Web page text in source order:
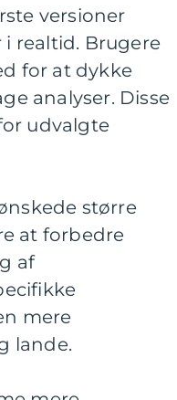
versioner
realtid. Brugere
for at dykke
analyser. Disse
udvalgte
større
at forbedre
af
mere
lande.